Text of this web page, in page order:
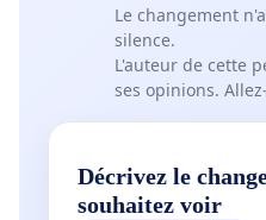
Le changement
silence.
L'auteur de cette
ses opinions.
Décrivez le
souhaitez voir